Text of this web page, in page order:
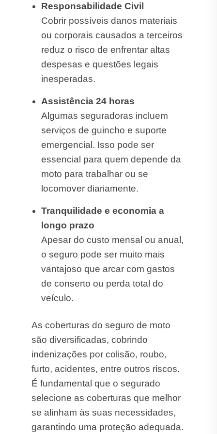
Responsabilidade Civil
Cobrir possíveis danos materiais
ou corporais causados a terceiros
reduz o risco de enfrentar altas
despesas e questões legais
inesperadas.
Assistência 24 horas
Algumas seguradoras incluem
serviços de guincho e suporte
emergencial. Isso pode ser
essencial para quem depende da
moto para trabalhar ou se
locomover diariamente.
Tranquilidade e economia a
longo prazo
Apesar do custo mensal ou anual,
o seguro pode ser muito mais
vantajoso que arcar com gastos
de conserto ou perda total do
veículo.
As coberturas do seguro de moto
são diversificadas, cobrindo
indenizações por colisão, roubo,
furto, acidentes, entre outros riscos.
É fundamental que o segurado
selecione as coberturas que melhor
se alinham às suas necessidades,
garantindo uma proteção adequada.